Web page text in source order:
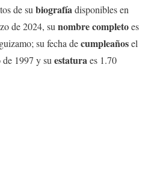
de su biografíadisponibles en
de 2024, su nombrecompletoes
su fecha decumpleañosel
de 1997 y su estaturaes 1.70